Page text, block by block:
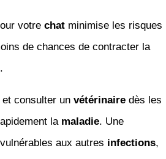
votre chatminimise les risques
de chances de contracter la
consulter un vétérinairedès les
la maladie. Une
aux autres infections,